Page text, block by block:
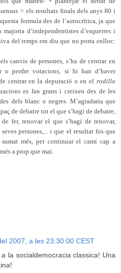
= els resultats finals dels anys 80 i
formula des de l’autocrítica, ja que
d’independentistes d’esquerres i
del temps em diu que no porta enlloc:
canvis de persones, s’ha de centrar en
o perdre votacions, si hi han d’haver
centrar en la depuració o en el rodillo
es fan grans i creixen des de les
dels blanc o negres. M’agradaria que
de debatre tot el que s’hagi de debatre,
fer, renovar el que s’hagi de renovar,
persones,... i que el resultat fos que
més, per continuar el camí cap a
a prop que mai.
2007, a les 23:30:00 CEST
la socialdemocracia classica! Una